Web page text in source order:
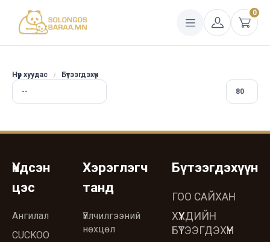
0
Нүүр хуудас Бүтээгдэхүүн
Үндсэн
цэс
Ангилал
CUCKOO
Хэрэглэгч
танд
Үйлчилгээний
нөхцөл
Бүтээгдэхүүн
ГОО САЙХАН
ХҮҮХДИЙН
БҮТЭЭГДЭХҮҮН